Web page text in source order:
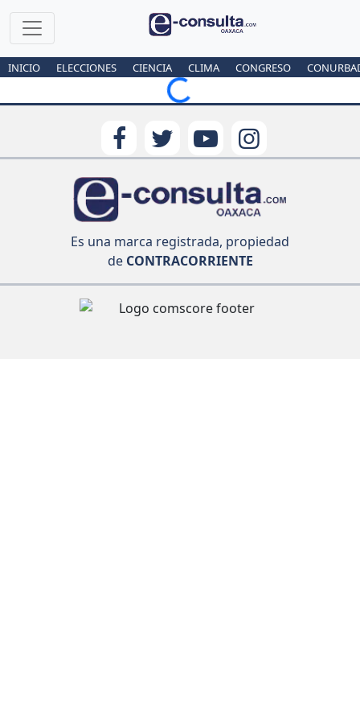
INICIO ELECCIONES CIENCIA CLIMA CONGRESO
Loading...
Es una marca registrada, propiedad
deCONTRACORRIENTE